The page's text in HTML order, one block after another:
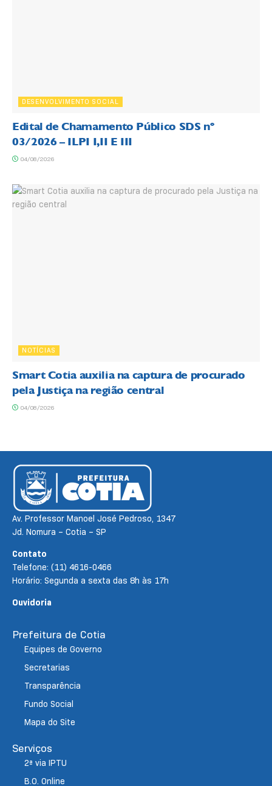
DESENVOLVIMENTO SOCIAL
Edital de Chamamento Público SDS nº
03/2026 – ILPI I,II E III
04/08/2026
NOTÍCIAS
Smart Cotia auxilia na captura de procurado
pela Justiça na região central
04/08/2026
Av. Professor Manoel José Pedroso, 1347
Jd. Nomura – Cotia – SP
Contato
Telefone: (11) 4616-0466
Horário: Segunda a sexta das 8h às 17h
Ouvidoria
Prefeitura de Cotia
Equipes de Governo
Secretarias
Transparência
Fundo Social
Mapa do Site
Serviços
2ª via IPTU
B.O. Online